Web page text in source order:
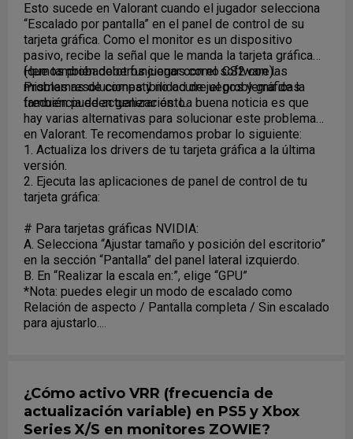
Esto sucede en Valorant cuando el jugador selecciona
“Escalado por pantalla” en el panel de control de su
tarjeta gráfica. Como el monitor es un dispositivo
pasivo, recibe la señal que le manda la tarjeta gráfica
(que también debe funcionar con el software).
Problemas de compatibilidad de juegos y gráficas
también pueden generar esto.
Hemos probado otros juegos como CS2 con las
mismas resoluciones y no ocurre el problema de la
frecuencia de actualización. La buena noticia es que
hay varias alternativas para solucionar este problema
en Valorant. Te recomendamos probar lo siguiente:
1. Actualiza los drivers de tu tarjeta gráfica a la última
versión.
2. Ejecuta las aplicaciones de panel de control de tu
tarjeta gráfica:
# Para tarjetas gráficas NVIDIA:
A. Selecciona “Ajustar tamaño y posición del escritorio”
en la sección “Pantalla” del panel lateral izquierdo.
B. En “Realizar la escala en:”, elige “GPU”
*Nota: puedes elegir un modo de escalado como
Relación de aspecto / Pantalla completa / Sin escalado
para ajustarlo....
¿Cómo activo VRR (frecuencia de
actualización variable) en PS5 y Xbox
Series X/S en monitores ZOWIE?